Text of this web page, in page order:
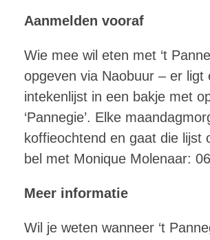
Aanmelden vooraf
Wie mee wil eten met ‘t
opgeven via Naobuur – er ligt
intekenlijst in een bakje met
‘Pannegie’. Elke
koffieochtend en gaat die lijst
bel met Monique Molenaar:
Meer informatie
Wil je weten wanneer ‘t